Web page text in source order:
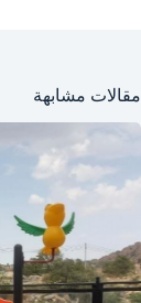
مقالات مشابهة